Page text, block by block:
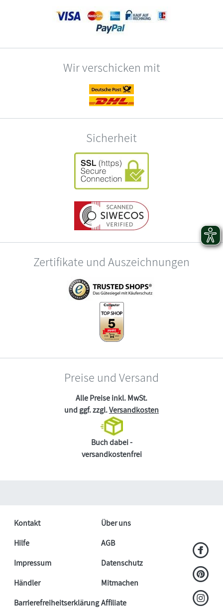
Wir verschicken mit
Sicherheit
Zertifikate und Auszeichnungen
Preise und Versand
Alle Preise inkl. MwSt.
und ggf. zzgl.Versandkosten
Buch dabei -
versandkostenfrei
Kontakt
Über uns
Hilfe
AGB
Impressum
Datenschutz
Händler
Mitmachen
BarrierefreiheitserklärungAffiliate